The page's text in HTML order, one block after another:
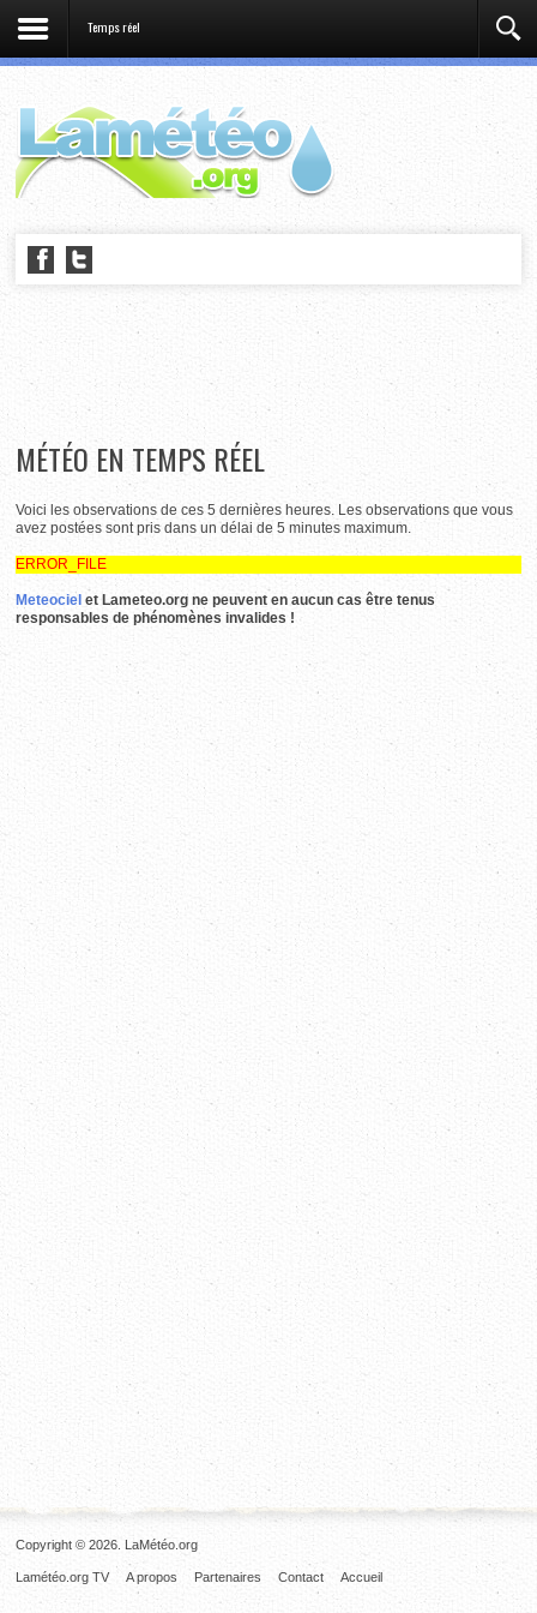
Temps réel
MÉTÉO EN TEMPS RÉEL
Voici les observations de ces 5 dernières heures. Les observations que vous
avez postées sont pris dans un délai de 5 minutes maximum.
ERROR_FILE
Meteociel et Lameteo.org ne peuvent en aucun cas être tenus
responsables de phénomènes invalides !
Copyright © 2026. LaMétéo.org
Accueil
Contact
Partenaires
A propos
Lamétéo.org TV